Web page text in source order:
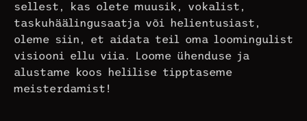
sellest, kas olete muusik, vokalist,
taskuhäälingusaatja või helientusiast,
oleme siin, et aidata teil oma loomingulist
visiooni ellu viia. Loome ühenduse ja
alustame koos helilise tipptaseme
meisterdamist!